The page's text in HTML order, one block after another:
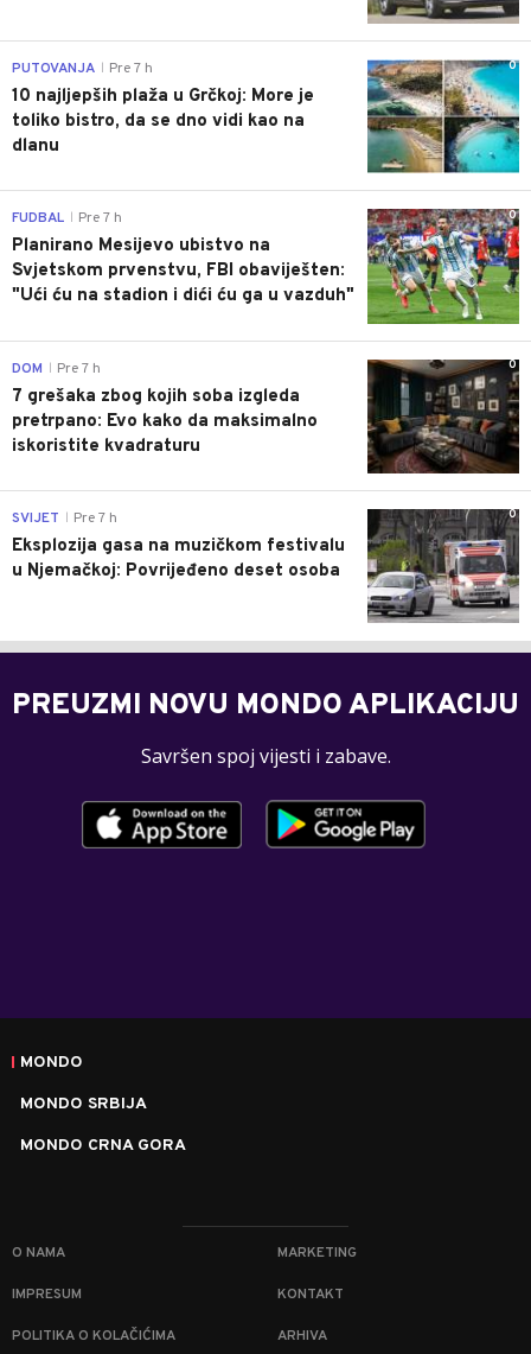
0
PUTOVANJA Pre 7 h
10 najljepših plaža u Grčkoj: More je
toliko bistro, da se dno vidi kao na
dlanu
0
FUDBAL Pre 7 h
Planirano Mesijevo ubistvo na
Svjetskom prvenstvu, FBI obaviješten:
"Ući ću na stadion i dići ću ga u vazduh"
0
DOM Pre 7 h
7 grešaka zbog kojih soba izgleda
pretrpano: Evo kako da maksimalno
iskoristite kvadraturu
0
SVIJET Pre 7 h
Eksplozija gasa na muzičkom festivalu
u Njemačkoj: Povrijeđeno deset osoba
PREUZMI NOVU MONDO APLIKACIJU
Savršen spoj vijesti i zabave.
MONDO
MONDO SRBIJA
MONDO CRNA GORA
O NAMA MARKETING
IMPRESUM KONTAKT
POLITIKA O KOLAČIĆIMA ARHIVA